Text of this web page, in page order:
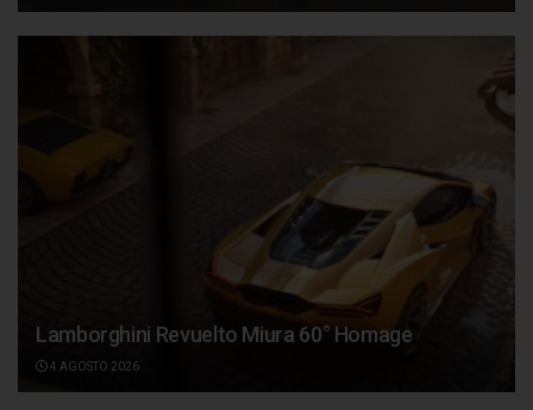
Lamborghini Revuelto Miura 60° Homage
4 AGOSTO 2026